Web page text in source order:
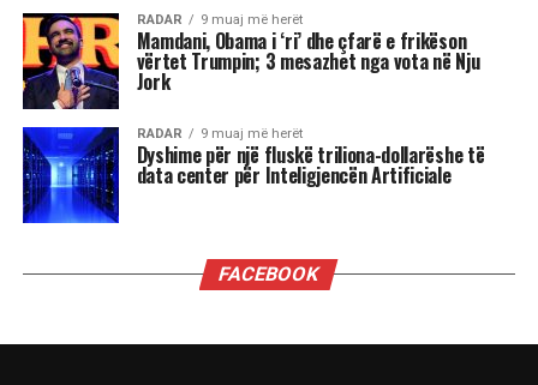
Ai ka sjellë në jetë mbi 40 personazhe në film
dhe qindra role në skenë, duke u bërë një simbol i
gjallë i shpirtit popullor, burrërisë, dhimbjes,
revoltës dhe dashurisë për vendin.
Në 85-vjetorit e lindjes së tij, Arkivi Qendror
Shtetëror i Filmit e uroi aktorin duke shfaqur
dokumentarin “Përballë”, ku vetë Reshat Arbana
ndalet tek rolet më të spikatura të karrierës së